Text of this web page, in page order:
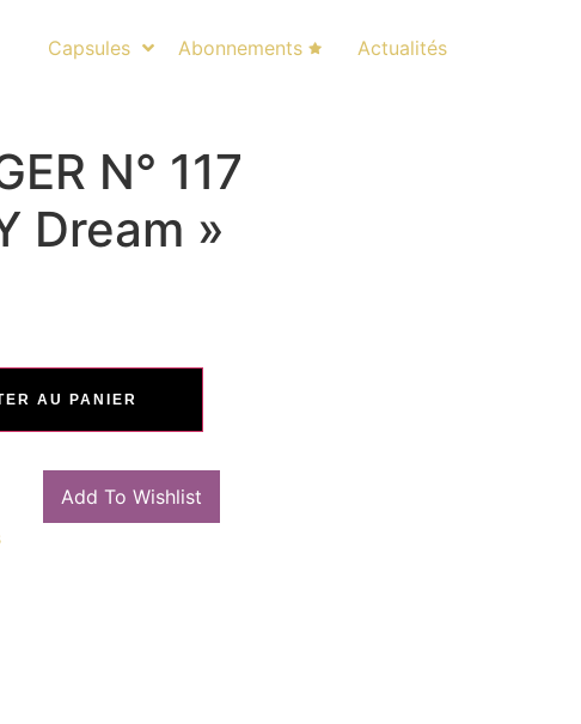
Capsules Abonnements Actualités
N° 117
Dream »
AU PANIER
Add To Wishlist